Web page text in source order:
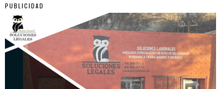
PUBLICIDAD